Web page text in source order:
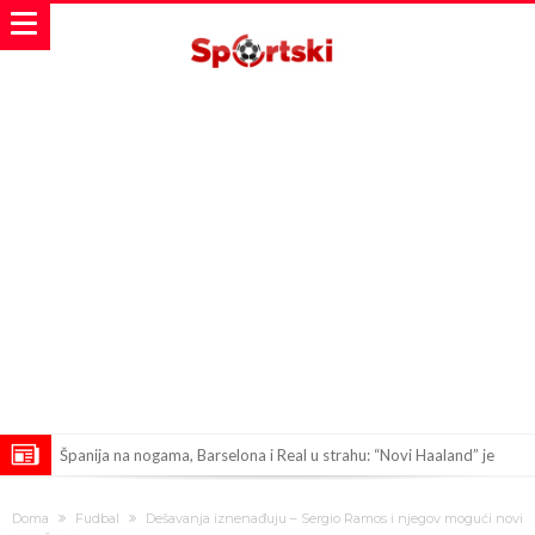
Španija na nogama, Barselona i Real u strahu: “Novi Haaland” je
Doma Fudbal
Dešavanja iznenađuju – Sergio Ramos i njegov mogući novi